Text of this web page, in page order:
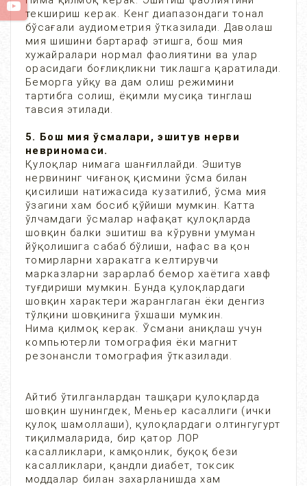
текшириш керак. Кенг диапазондаги тонал
бўсағали аудиометрия ўтказилади. Даволаш
мия шишини бартараф этишга, бош мия
хужайралари нормал фаолиятини ва улар
орасидаги боғлиқликни тиклашга қаратилади.
Беморга уйқу ва дам олиш режимини
тартибга солиш, ёқимли мусиқа тинглаш
тавсия этилади.
5. Бош мия ўсмалари, эшитув нерви
невриномаси.
Қулоқлар нимага шанғиллайди. Эшитув
нервининг чиғаноқ қисмини ўсма билан
қисилиши натижасида кузатилиб, ўсма мия
ўзагини хам босиб қўйиши мумкин. Катта
ўлчамдаги ўсмалар нафақат қулоқларда
шовқин балки эшитиш ва кўрувни умуман
йўқолишига сабаб бўлиши, нафас ва қон
томирларни харакатга келтирувчи
марказларни зарарлаб бемор хаётига хавф
туғдириши мумкин. Бунда қулоқлардаги
шовқин характери жаранглаган ёки денгиз
тўлқини шовқинига ўхшаши мумкин.
Нима қилмоқ керак. Ўсмани аниқлаш учун
компьютерли томография ёки магнит
резонансли томография ўтказилади.
Айтиб ўтилганлардан ташқари қулоқларда
шовқин шунингдек, Меньер касаллиги (ички
қулоқ шамоллаши), қулоқлардаги олтингугурт
тиқилмаларида, бир қатор ЛОР
касалликлари, камқонлик, буқоқ бези
касалликлари, қандли диабет, токсик
моддалар билан захарланишда хам